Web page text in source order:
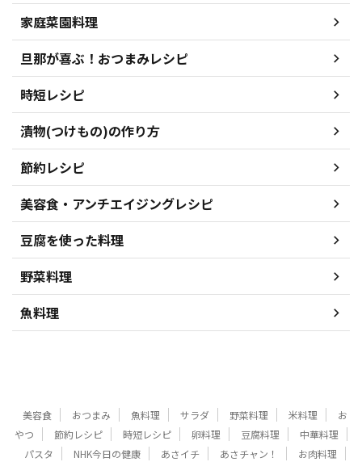
家庭菜園料理
旦那が喜ぶ！おつまみレシピ
時短レシピ
漬物(つけもの)の作り方
節約レシピ
美容食・アンチエイジングレシピ
豆腐を使った料理
野菜料理
魚料理
美容食 おつまみ 魚料理 サラダ 野菜料理 米料理
お
やつ
節約レシピ 時短レシピ 卵料理 豆腐料理
中華料理
パスタ
NHK今日の健康 あさイチ あさチャン！ お肉料理